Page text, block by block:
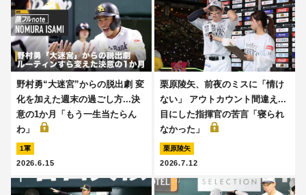
野村勇“大迷宮”からの脱出劇 変
化を加えた週末の過ごし方...決
意の1か月「もう一生当たらん
わ」
1軍
2026.6.15
栗原陵矢、前夜のミスに「情け
ない」 アウトカウント間違え...
目にした指揮官の苦言「寝られ
なかった」
栗原陵矢
2026.7.12